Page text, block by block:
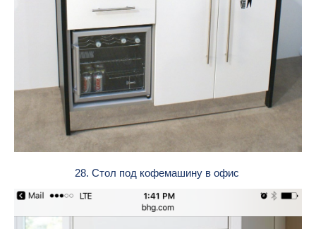
28. Стол под кофемашину в офис